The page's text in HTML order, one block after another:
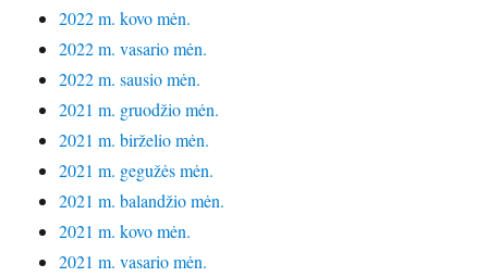
2022 m. kovo mėn.
2022 m. vasario mėn.
2022 m. sausio mėn.
2021 m. gruodžio mėn.
2021 m. birželio mėn.
2021 m. gegužės mėn.
2021 m. balandžio mėn.
2021 m. kovo mėn.
2021 m. vasario mėn.